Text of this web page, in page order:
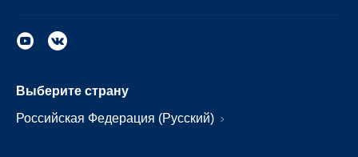
Выберите страну
Российская Федерация (Русский)